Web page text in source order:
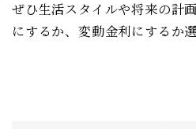
ぜひ生活スタイルや将来の計
にするか、変動金利にするか